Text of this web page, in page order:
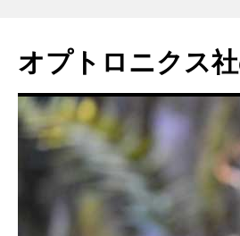
オプトロニクス